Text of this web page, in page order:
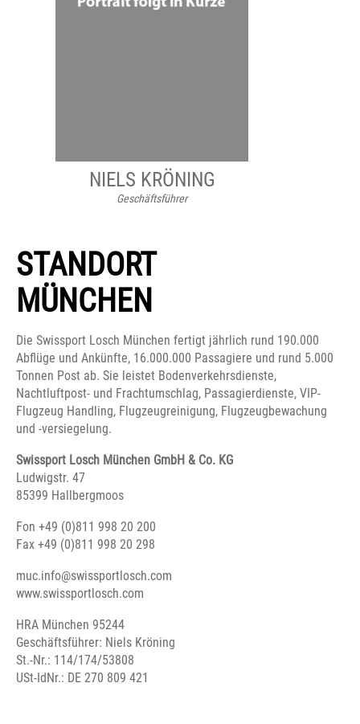
NIELS KRÖNING
Geschäftsführer
Fon +49 (0)811 998 20 200
Fax +49 (0)811 998 20 298
muc.info@swissportlosch.com
STANDORT
MÜNCHEN
Die Swissport Losch München fertigt jährlich rund 190.000
Abflüge und Ankünfte, 16.000.000 Passagiere und rund 5.000
Tonnen Post ab. Sie leistet Bodenverkehrsdienste,
Nachtluftpost- und Frachtumschlag, Passagierdienste, VIP-
Flugzeug Handling, Flugzeugreinigung, Flugzeugbewachung
und -versiegelung.
Swissport Losch München GmbH & Co. KG
Ludwigstr. 47
85399 Hallbergmoos
Fon +49 (0)811 998 20 200
Fax +49 (0)811 998 20 298
muc.info@swissportlosch.com
www.swissportlosch.com
HRA München 95244
Geschäftsführer: Niels Kröning
St.-Nr.: 114/174/53808
USt-IdNr.: DE 270 809 421